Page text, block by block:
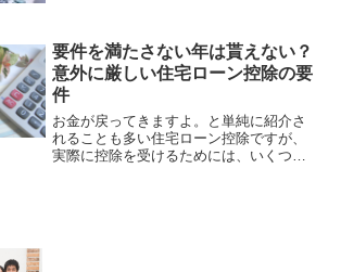
が、金利や工期などいくつか注意点も存
在します。
要件を満たさない年は貰えない？
意外に厳しい住宅ローン控除の要
件
お金が戻ってきますよ。と単純に紹介さ
れることも多い住宅ローン控除ですが、
実際に控除を受けるためには、いくつか